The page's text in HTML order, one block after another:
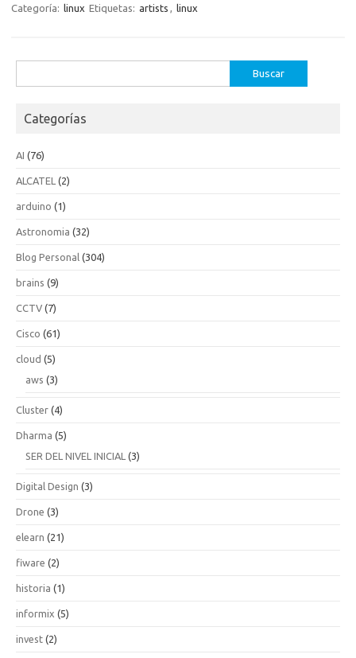
Categoría: linux Etiquetas: artists , linux
Categorías
AI (76)
ALCATEL (2)
arduino (1)
Astronomia (32)
Blog Personal (304)
brains (9)
CCTV (7)
Cisco (61)
cloud (5)
aws (3)
Cluster (4)
Dharma (5)
SER DEL NIVEL INICIAL (3)
Digital Design (3)
Drone (3)
elearn (21)
fiware (2)
historia (1)
informix (5)
invest (2)